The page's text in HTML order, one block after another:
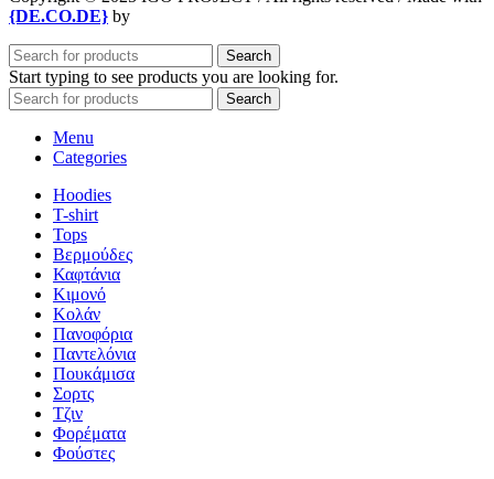
{DE.CO.DE} by
Search
Start typing to see products you are looking for.
Search
Menu
Categories
Hoodies
T-shirt
Tops
Βερμούδες
Καφτάνια
Κιμονό
Κολάν
Πανοφόρια
Παντελόνια
Πουκάμισα
Σορτς
Τζιν
Φορέματα
Φούστες